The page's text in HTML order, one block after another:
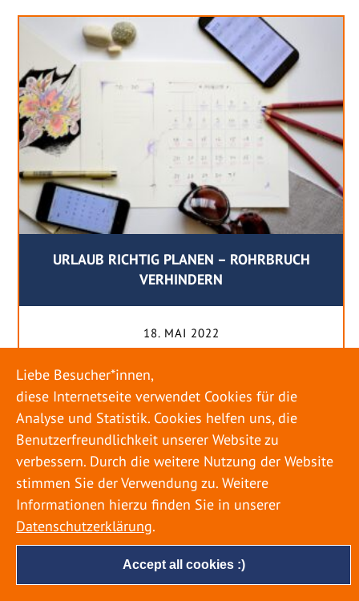
URLAUB RICHTIG PLANEN – ROHRBRUCH
VERHINDERN
18. MAI 2022
genießen ihren Urlaub. Dabei zieht es die Einen
weiter weg, die Anderen bleiben dann doch
lieber in der Heimat. Wenn Sie für eine längere
Zeit wegfahren möchten, gibt es einige Dinge zu
beachten, damit nicht anschließend eine böse
Überraschung auf Sie wartet. Um einen
möglichst entspannten Urlaub zu […]
Accept all cookies :)
Liebe Besucher*innen,
diese Internetseite verwendet Cookies für die
Analyse und Statistik. Cookies helfen uns, die
Benutzerfreundlichkeit unserer Website zu
verbessern. Durch die weitere Nutzung der Website
stimmen Sie der Verwendung zu. Weitere
Informationen hierzu finden Sie in unserer
Datenschutzerklärung.